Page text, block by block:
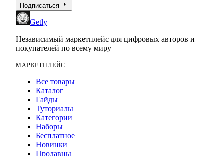
Подписаться arrow_right
Getly
Независимый маркетплейс для цифровых авторов и
покупателей по всему миру.
МАРКЕТПЛЕЙС
Все товары
Каталог
Гайды
Туториалы
Категории
Наборы
Бесплатное
Новинки
Продавцы